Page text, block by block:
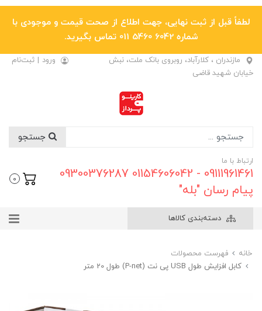
لطفاً قبل از ثبت نهایی، جهت اطلاع از صحت قیمت و موجودی با
شماره 6042 5460 011 تماس بگیرید.
مازندران ، کلارآباد، روبروی بانک ملت، نبش
خیابان شهید قاضی
ورود | ثبت‌نام
ارتباط با ما
09111961461 - 01154606042 09300376287
پیام رسان "بله"
0
دسته‌بندی کالاها
خانه
فهرست محصولات
کابل افزایش طول USB پی نت (P-net) طول 20 متر